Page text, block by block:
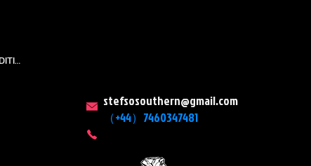
TEAMS AND CONDITION
stefsosouthern@gmail.com
（+44）7460347481